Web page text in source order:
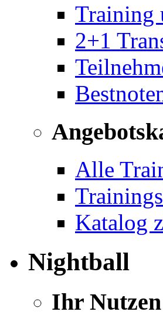
Training
2+1
Alle
Katalog
Nightball
Ihr Nutzen